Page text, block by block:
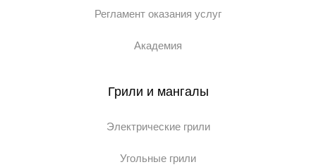
Регламент оказания услуг
Академия
Грили и мангалы
Электрические грили
Угольные грили